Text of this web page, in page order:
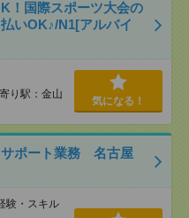
！国際スポーツ大会の
いOK♪/N1[アルバイ
り駅：金山
気になる！
サポート業務 名古屋
・スキル